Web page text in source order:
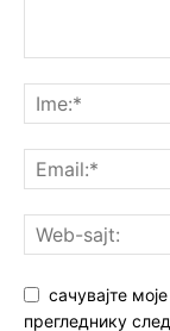
сачувајте
прегледнику